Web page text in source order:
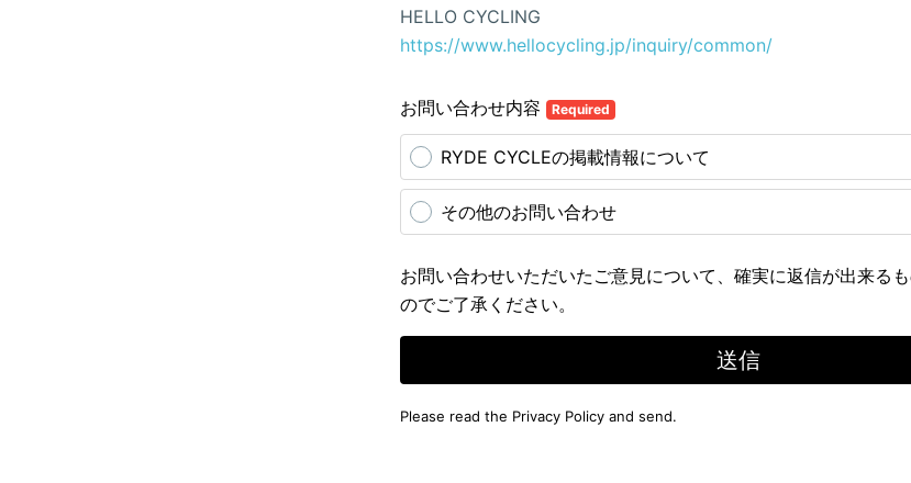
HELLO CYCLING
https://www.hellocycling.jp/inquiry/common/
お問い合わせ内容 Required
RYDE CYCLEの掲載情報について
その他のお問い合わせ
お問い合わせいただいたご意見について、確実に返信が出来る
のでご了承ください。
送信
Please read the Privacy Policy and send.